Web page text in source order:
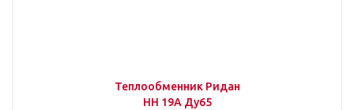
Теплообменник Ридан
НН 19А Ду65